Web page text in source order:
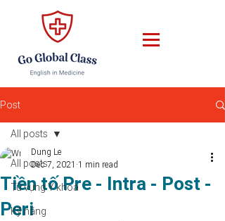
Post
All posts
Từ vựng Y khoa
Kỹ năng
All posts
Tiền tố Pre - Intra - Post -
Peri
Dung Le
Dec 7, 2021 1 min read